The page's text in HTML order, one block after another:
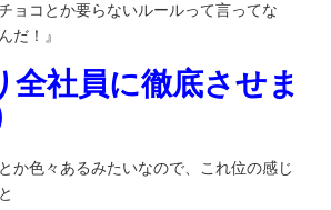
ョコとか要らないルールって言ってな
だ！』
全社員に徹底させま
か色々あるみたいなので、これ位の感じ